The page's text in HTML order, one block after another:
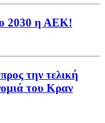
2030 η ΑΕΚ!
την τελική
του Κραν